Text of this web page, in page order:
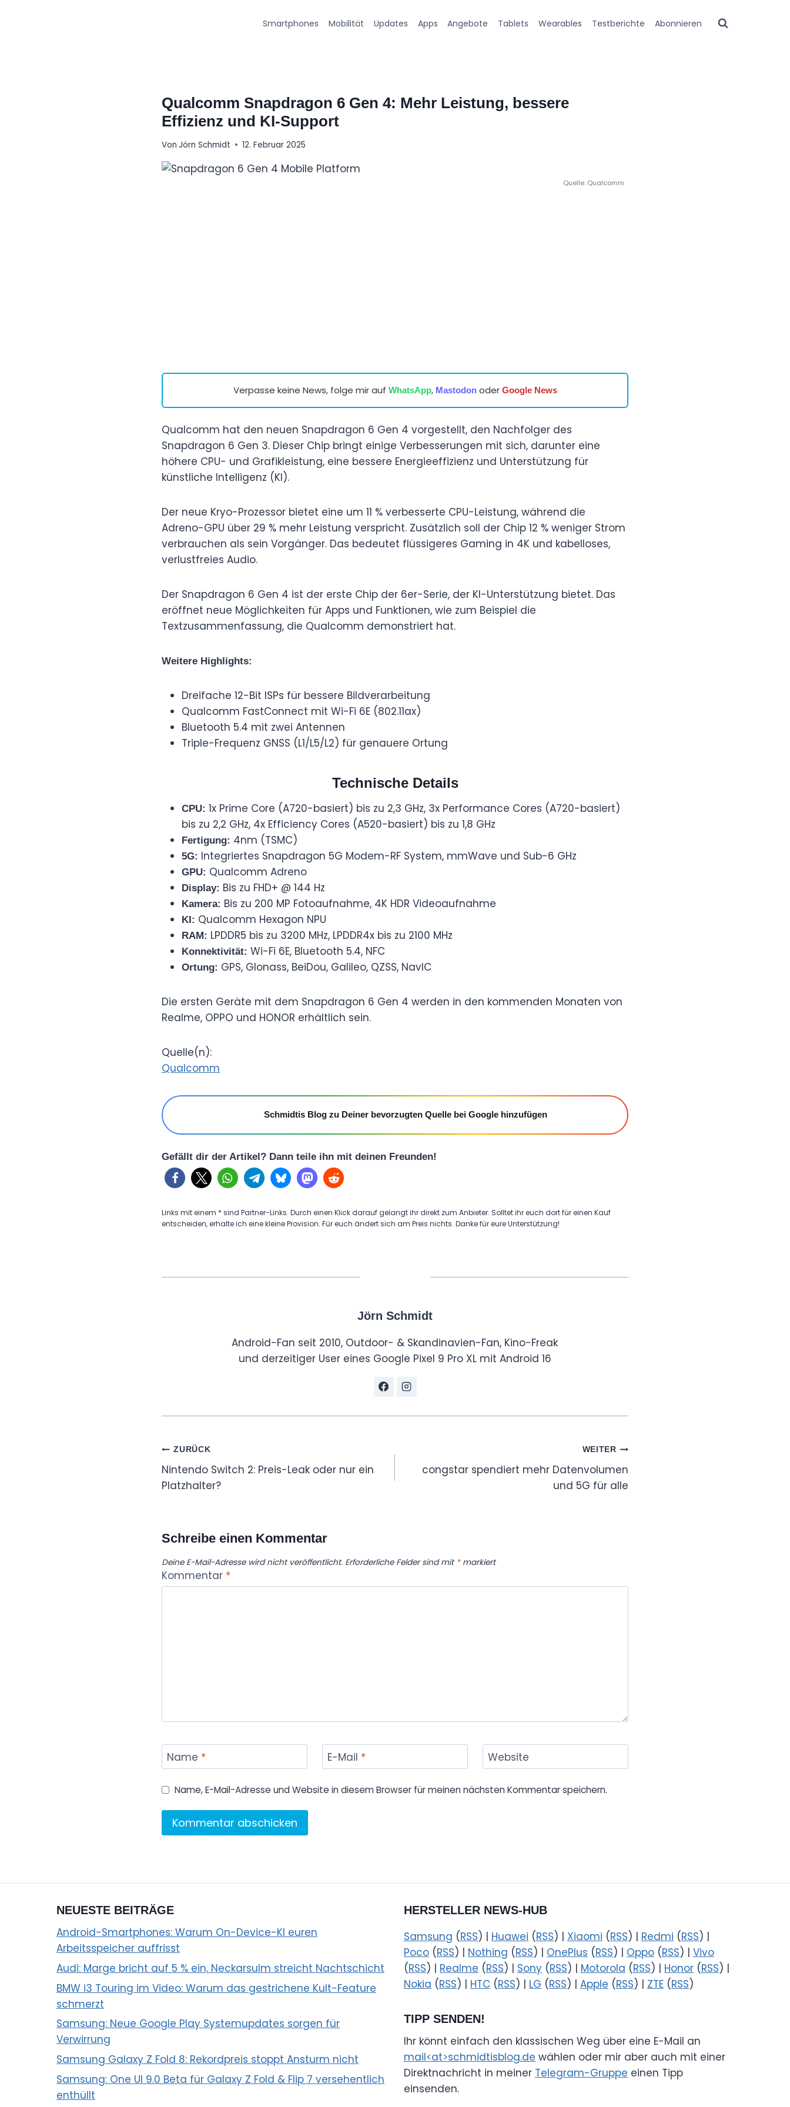
Smartphones Mobilität Updates Apps Angebote Tablets Wearables Testberichte Abonnieren
Qualcomm Snapdragon 6 Gen 4: Mehr Leistung, bessere
Effizienz und KI-Support
Von Jörn Schmidt 12. Februar 2025
Quelle: Qualcomm
Verpasse keine News, folge mir auf WhatsApp, Mastodonoder Google News
Qualcomm hat den neuen Snapdragon 6 Gen 4 vorgestellt, den Nachfolger des
Snapdragon 6 Gen 3. Dieser Chip bringt einige Verbesserungen mit sich, darunter eine
höhere CPU- und Grafikleistung, eine bessere Energieeffizienz und Unterstützung für
künstliche Intelligenz (KI).
Der neue Kryo-Prozessor bietet eine um 11 % verbesserte CPU-Leistung, während die
Adreno-GPU über 29 % mehr Leistung verspricht. Zusätzlich soll der Chip 12 % weniger Strom
verbrauchen als sein Vorgänger. Das bedeutet flüssigeres Gaming in 4K und kabelloses,
verlustfreies Audio.
Der Snapdragon 6 Gen 4 ist der erste Chip der 6er-Serie, der KI-Unterstützung bietet. Das
eröffnet neue Möglichkeiten für Apps und Funktionen, wie zum Beispiel die
Textzusammenfassung, die Qualcomm demonstriert hat.
Weitere Highlights:
Dreifache 12-Bit ISPs für bessere Bildverarbeitung
Qualcomm FastConnect mit Wi-Fi 6E (802.11ax)
Bluetooth 5.4 mit zwei Antennen
Triple-Frequenz GNSS (L1/L5/L2) für genauere Ortung
Technische Details
CPU: 1x Prime Core (A720-basiert) bis zu 2,3 GHz, 3x Performance Cores (A720-basiert)
bis zu 2,2 GHz, 4x Efficiency Cores (A520-basiert) bis zu 1,8 GHz
Fertigung: 4nm (TSMC)
5G: Integriertes Snapdragon 5G Modem-RF System, mmWave und Sub-6 GHz
GPU: Qualcomm Adreno
Display: Bis zu FHD+ @ 144 Hz
Kamera: Bis zu 200 MP Fotoaufnahme, 4K HDR Videoaufnahme
KI: Qualcomm Hexagon NPU
RAM: LPDDR5 bis zu 3200 MHz, LPDDR4x bis zu 2100 MHz
Konnektivität: Wi-Fi 6E, Bluetooth 5.4, NFC
Ortung: GPS, Glonass, BeiDou, Galileo, QZSS, NavIC
Die ersten Geräte mit dem Snapdragon 6 Gen 4 werden in den kommenden Monaten von
Realme, OPPO und HONOR erhältlich sein.
Quelle(n):
Qualcomm
Schmidtis Blog zu Deiner bevorzugten Quelle bei Google hinzufügen
Gefällt dir der Artikel? Dann teile ihn mit deinen Freunden!
Links mit einem * sind Partner-Links. Durch einen Klick darauf gelangt ihr direkt zum Anbieter. Solltet ihr euch dort für einen Kauf
entscheiden, erhalte ich eine kleine Provision. Für euch ändert sich am Preis nichts. Danke für eure Unterstützung!
Jörn Schmidt
Android-Fan seit 2010, Outdoor- & Skandinavien-Fan, Kino-Freak
und derzeitiger User eines Google Pixel 9 Pro XL mit Android 16
Beitragsnavigation
ZURÜCK
Nintendo Switch 2: Preis-Leak oder nur ein
Platzhalter?
WEITER
congstar spendiert mehr Datenvolumen
und 5G für alle
Schreibe einen Kommentar
Deine E-Mail-Adresse wird nicht veröffentlicht. Erforderliche Felder sind mit *markiert
Kommentar *
Name * E-Mail * Website
Name, E-Mail-Adresse und Website in diesem Browser für meinen nächsten Kommentar speichern.
NEUESTE BEITRÄGE
Android-Smartphones: Warum On-Device-KI euren
Arbeitsspeicher auffrisst
Audi: Marge bricht auf 5 % ein, Neckarsulm streicht Nachtschicht
BMW i3 Touring im Video: Warum das gestrichene Kult-Feature
schmerzt
Samsung: Neue Google Play Systemupdates sorgen für
Verwirrung
Samsung Galaxy Z Fold 8: Rekordpreis stoppt Ansturm nicht
Samsung: One UI 9.0 Beta für Galaxy Z Fold & Flip 7 versehentlich
enthüllt
HERSTELLER NEWS-HUB
Samsung (RSS) | Huawei (RSS) | Xiaomi (RSS) | Redmi (RSS) |
Poco (RSS) | Nothing (RSS) | OnePlus (RSS) | Oppo (RSS) | Vivo
(RSS) | Realme (RSS) | Sony (RSS) | Motorola (RSS) | Honor (RSS) |
Nokia (RSS) | HTC (RSS) | LG (RSS) | Apple (RSS) | ZTE (RSS)
TIPP SENDEN!
Ihr könnt einfach den klassischen Weg über eine E-Mail an
mail<at>schmidtisblog.de wählen oder mir aber auch mit einer
Direktnachricht in meiner Telegram-Gruppe einen Tipp
einsenden.